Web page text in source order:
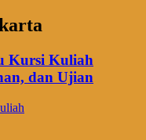
Kursi Kuliah
dan Ujian